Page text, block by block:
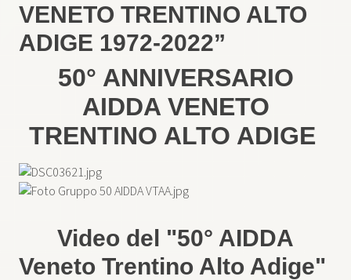
VENETO TRENTINO ALTO
ADIGE 1972-2022”
50° ANNIVERSARIO
AIDDA VENETO
TRENTINO ALTO ADIGE
Video del "50° AIDDA
Veneto Trentino Alto Adige"